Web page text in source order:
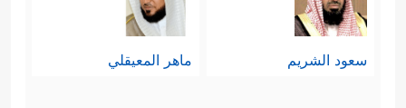
سعود الشريم ماهر المعيقلي